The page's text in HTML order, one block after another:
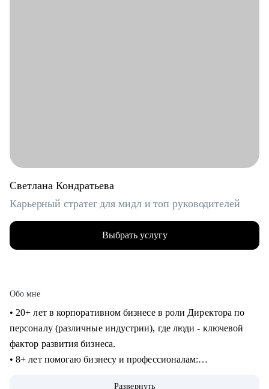
Светлана Кондратьева
Карьерный стратег для мидл и топ руководителей
Выбрать услугу
Обо мне
• 20+ лет в корпоративном бизнесе в роли Директора по
персоналу (различные индустрии), где люди - ключевой
фактор развития бизнеса.
• 8+ лет помогаю бизнесу и профессионалам:
Развернуть